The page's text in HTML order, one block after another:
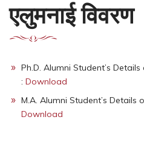
एलुमनाई विवरण
Ph.D. Alumni Student’s
: Download
M.A. Alumni Student’s
Download